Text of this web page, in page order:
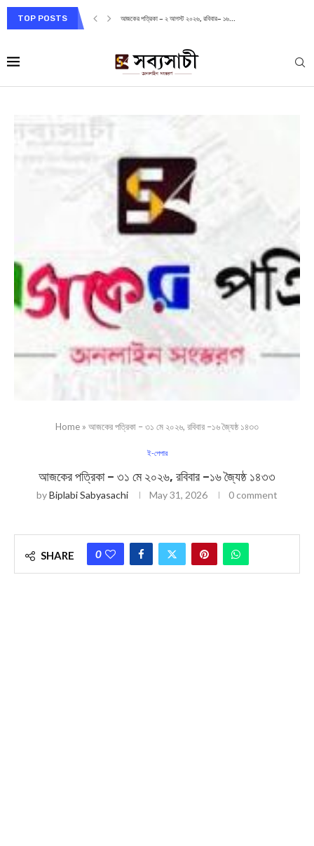
TOP POSTS আজকের পত্রিকা – ২ আগস্ট ২০২৬, রবিবার– ১৬...
Home » আজকের পত্রিকা – ৩১ মে ২০২৬, রবিবার –১৬ জ্যৈষ্ঠ ১৪৩৩
ই-পেপার
আজকের পত্রিকা – ৩১ মে ২০২৬, রবিবার –১৬ জ্যৈষ্ঠ ১৪৩৩
byBiplabi Sabyasachi May 31, 2026 0 comment
SHARE 0